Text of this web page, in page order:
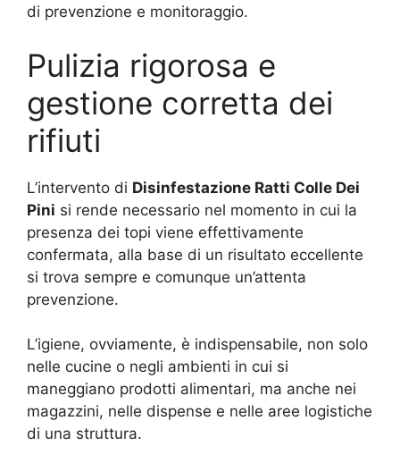
di prevenzione e monitoraggio.
Pulizia rigorosa e
gestione corretta dei
rifiuti
L’intervento di Disinfestazione Ratti Colle Dei
Pini si rende necessario nel momento in cui la
presenza dei topi viene effettivamente
confermata, alla base di un risultato eccellente
si trova sempre e comunque un’attenta
prevenzione.
L’igiene, ovviamente, è indispensabile, non solo
nelle cucine o negli ambienti in cui si
maneggiano prodotti alimentari, ma anche nei
magazzini, nelle dispense e nelle aree logistiche
di una struttura.